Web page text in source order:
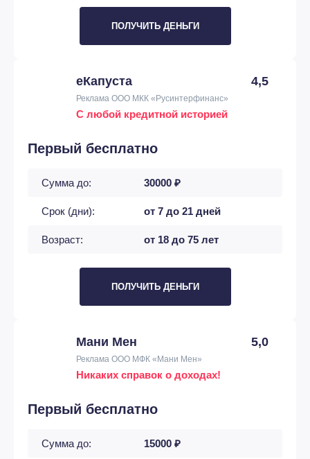
ПОЛУЧИТЬ ДЕНЬГИ
еКапуста 4,5
Реклама ООО МКК «Русинтерфинанс»
С любой кредитной историей
Первый бесплатно
Сумма до: 30000 ₽
Срок (дни): от 7 до 21 дней
Возраст: от 18 до 75 лет
ПОЛУЧИТЬ ДЕНЬГИ
Мани Мен 5,0
Реклама ООО МФК «Мани Мен»
Никаких справок о доходах!
Первый бесплатно
Сумма до: 15000 ₽